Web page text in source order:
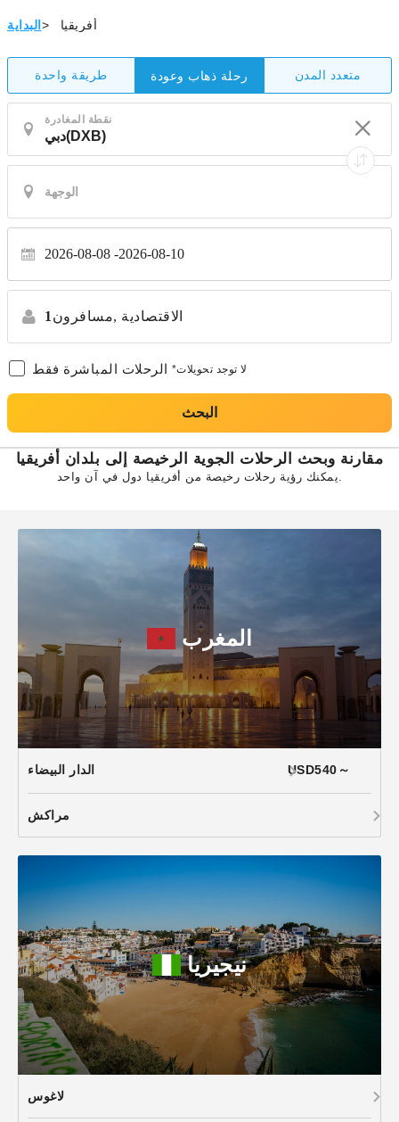
البداية > أفريقيا
طريقة واحدة رحلة ذهاب وعودة متعدد المدن
نقطة المغادرة
2026-08-08 2026-08-10
1 مسافرون, الاقتصادية
الرحلات المباشرة فقط *لا توجد تحويلات
البحث
مقارنة وبحث الرحلات الجوية الرخيصة إلى بلدان أفريقيا
يمكنك رؤية رحلات رخيصة من أفريقيا دول في آن واحد.
المغرب
الدار البيضاء USD540～
مراكش
نيجيريا
لاغوس